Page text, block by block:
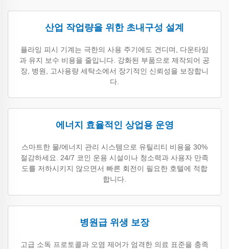
산업 작업량을 위한 초내구성 설계
플라잉 피시 기계는 극한의 사용 주기에도 견디며, 다운타임
과 유지 보수 비용을 줄입니다. 강화된 부품으로 제작되어 공
장, 병원, 고사용량 세탁소에서 장기적인 신뢰성을 보장합니
다.
에너지 효율적인 상업용 운영
스마트한 물/에너지 관리 시스템으로 유틸리티 비용을 30%
절감하세요. 24/7 코인 운용 시설이나 청소력과 사용자 만족
도를 저하시키지 않으면서 빠른 회전이 필요한 호텔에 적합
합니다.
병원급 위생 보장
고급 소독 프로토콜과 오염 제어가 엄격한 의료 표준을 충족